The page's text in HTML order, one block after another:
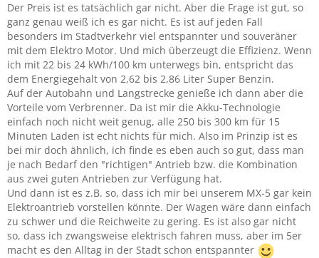
Der Preis ist es tatsächlich gar nicht. Aber die Frage ist gut, so
ganz genau weiß ich es gar nicht. Es ist auf jeden Fall
besonders im Stadtverkehr viel entspannter und souveräner
mit dem Elektro Motor. Und mich überzeugt die Effizienz. Wenn
ich mit 22 bis 24 kWh/100 km unterwegs bin, entspricht das
dem Energiegehalt von 2,62 bis 2,86 Liter Super Benzin.
Auf der Autobahn und Langstrecke genieße ich dann aber die
Vorteile vom Verbrenner. Da ist mir die Akku-Technologie
einfach noch nicht weit genug, alle 250 bis 300 km für 15
Minuten Laden ist echt nichts für mich. Also im Prinzip ist es
bei mir doch ähnlich, ich finde es eben auch so gut, dass man
je nach Bedarf den "richtigen" Antrieb bzw. die Kombination
aus zwei guten Antrieben zur Verfügung hat.
Und dann ist es z.B. so, dass ich mir bei unserem MX-5 gar kein
Elektroantrieb vorstellen könnte. Der Wagen wäre dann einfach
zu schwer und die Reichweite zu gering. Es ist also gar nicht
so, dass ich zwangsweise elektrisch fahren muss, aber im 5er
macht es den Alltag in der Stadt schon entspannter